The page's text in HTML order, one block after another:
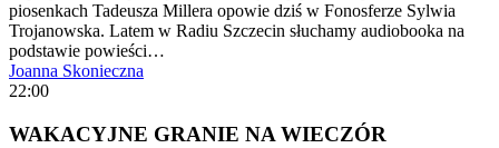
piosenkach Tadeusza Millera opowie dziś w Fonosferze Sylwia
Trojanowska. Latem w Radiu Szczecin słuchamy audiobooka na
podstawie powieści…
Joanna Skonieczna
22:00
WAKACYJNE GRANIE NA WIECZÓR